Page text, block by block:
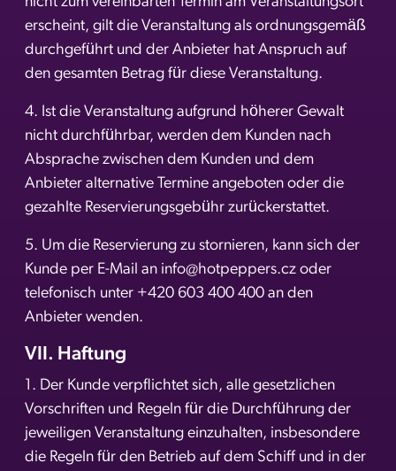
erscheint, gilt die Veranstaltung als ordnungsgemäß
durchgeführt und der Anbieter hat Anspruch auf
den gesamten Betrag für diese Veranstaltung.
4. Ist die Veranstaltung aufgrund höherer Gewalt
nicht durchführbar, werden dem Kunden nach
Absprache zwischen dem Kunden und dem
Anbieter alternative Termine angeboten oder die
gezahlte Reservierungsgebühr zurückerstattet.
5. Um die Reservierung zu stornieren, kann sich der
Kunde per E-Mail an info@hotpeppers.cz oder
telefonisch unter +420 603 400 400 an den
Anbieter wenden.
VII. Haftung
1. Der Kunde verpflichtet sich, alle gesetzlichen
Vorschriften und Regeln für die Durchführung der
jeweiligen Veranstaltung einzuhalten, insbesondere
die Regeln für den Betrieb auf dem Schiff und in der